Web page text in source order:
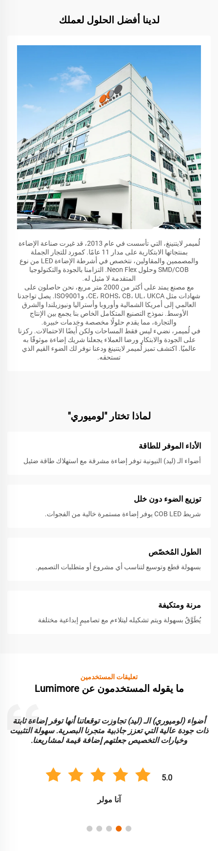
لدينا أفضل الحلول لعملك
لُميمر لايتنينغ، التي تأسست في عام 2013، قد غيرت صناعة الإضاءة
بمنتجاتها الابتكارية على مدار 11 عامًا. كمورد للتجار الجملة
والمصممين والمقاولين، نتخصص في أشرطة الإضاءة LED من نوع
SMD/COB وحلول Neon Flex. التزامنا بالجودة والتكنولوجيا
المتقدمة لا مثيل له.
مع مصنع يمتد على أكثر من 2000 متر مربع، نحن حاصلون على
شهادات مثل CE، ROHS، CB، UL، UKCA، وISO9001. يصل تواجدنا
العالمي إلى أمريكا الشمالية وأوروبا وأستراليا ونيوزيلندا والشرق
الأوسط. نموذج التصنيع المتكامل الخاص بنا يجمع بين الإنتاج
والتجارة، مما يقدم حلولًا مخصصة وخِدمات خبيرة.
في لُميمر، نضيء ليس فقط المساحات ولكن أيضًا الاحتمالات. ركزنا
على الجودة والابتكار ورضا العملاء يجعلنا شريك إضاءة موثوقًا به
عالميًا. اكتشف تميز لُميمر لايتنينغ ودعنا نوفر لك الضوء القيم الذي
تستحقه.
لماذا تختار "لوميوري"
الأداء الموفر للطاقة
أضواء الـ (ليد) النيونية توفر إضاءة مشرقة مع استهلاك طاقة ضئيل
توزيع الضوء دون خلل
شريط COB LED يوفر إضاءة مستمرة خالية من الفجوات.
الطول المُخصّص
بسهولة قطع وتوسيع لتناسب أي مشروع أو متطلبات التصميم.
مرنة ومتكيفة
يُطَوَّقُ بسهولة ويتم تشكيله ليتلاءم مع تصاميمٍ إبداعية مختلفة
تعليقات المستخدمين
ما يقوله المستخدمون عن Lumimore
أضواء (لوميوري) الـ (ليد) تجاوزت توقعاتنا أنها توفر إضاءة ثابتة
ذات جودة عالية التي تعزز جاذبية متجرنا البصرية. سهولة التثبيت
وخيارات التخصيص جعلتهم إضافة قيمة لمشاريعنا.
5.0
آنا مولر